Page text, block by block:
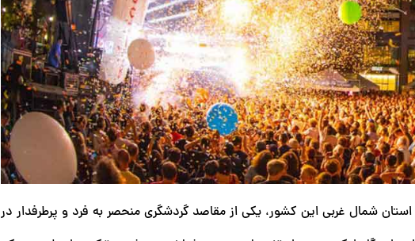
شمال غربی این کشور، یکی از مقاصد گردشگری منحصر به فرد و پرطرفدار در